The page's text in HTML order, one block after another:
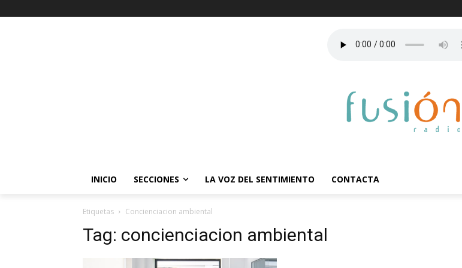
INICIO SECCIONES LA VOZ DEL SENTIMIENTO CONTACTA
Etiquetas Concienciacion ambiental
Tag: concienciacion ambiental